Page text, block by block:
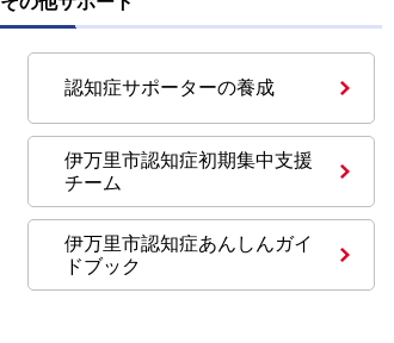
認知症サポーターの養成
伊万里市認知症初期集中支援
チーム
伊万里市認知症あんしんガイ
ドブック